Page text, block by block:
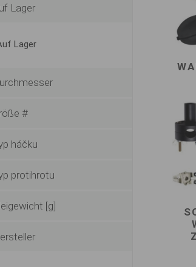
Lager
Lager
#
háčku
protihrotu
[g]